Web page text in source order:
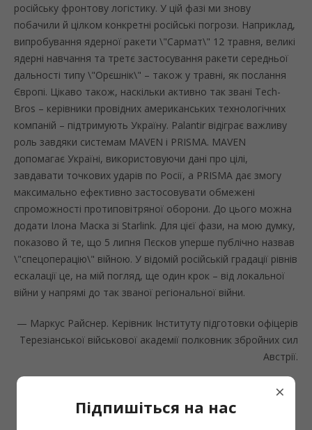
російську фронтову логістику. У цій фазі ми знову
побачили й цілком конкретні російські погрози. Наприклад,
випробування ядерної ракети \"Сармат\" 12 травня, великі
ядерні навчання та третє застосування ракети середньої
дальності типу \"Орєшнік\" – також у травні, як послання
Європі. Цікаво також, наскільки активно так звані Tech-
Bros – керівники провідних американських технологічних
компаній – підтримують Україну. Palantir відіграє важливу
роль завдяки системам MAVEN і PRISMA. MAVEN
допомагає Україні, використовуючи дані про цілі,
завдавати точкових ударів по Росії, а PRISMA дає змогу
максимально ефективно застосовувати обмежені
спроможності протиповітряної оборони. До цього можна
додати Ілона Маска зі Starlink. Для цієї фази, на мою думку,
показово й те, що 5 липня Пєсков уперше публічно назвав
\"спецоперацію\" війною. У відомій російській градації рівнів
ескалації це, на мій погляд, ще один крок – від локальної
війни у напрямі до так званої регіональної війни.
— Маркус Райснер. Керівник Інституту підготовки офіцерів
Терезіанської військової академії полковник збройних сил
Австрії.
×
Підпишіться на нас